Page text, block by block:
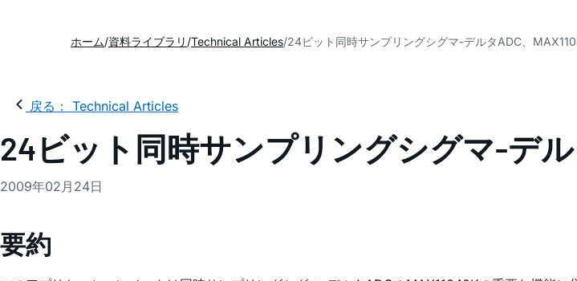
ホーム 資料ライブラリ Technical Articles 24ビット同時サンプリングシグマ-デルタADC、
戻る： Technical Articles
24ビット同時サンプリングシグマ-デル
2009年02月24日
要約